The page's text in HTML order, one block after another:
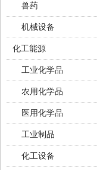
兽药
机械设备
化工能源
工业化学品
农用化学品
医用化学品
工业制品
化工设备